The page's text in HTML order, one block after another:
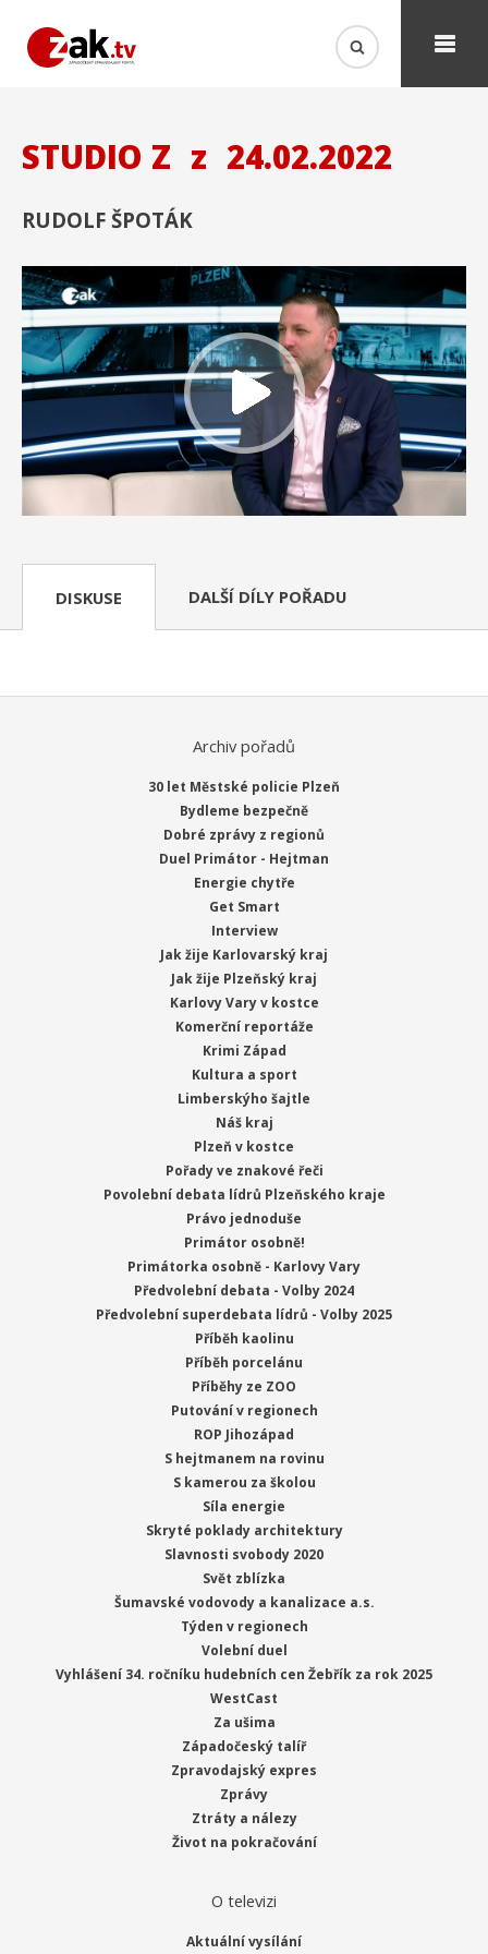
STUDIO Z z 24.02.2022
RUDOLF ŠPOTÁK
DISKUSE DALŠÍ DÍLY POŘADU
Archiv pořadů
30 let Městské policie Plzeň
Bydleme bezpečně
Dobré zprávy z regionů
Duel Primátor - Hejtman
Energie chytře
Get Smart
Interview
Jak žije Karlovarský kraj
Jak žije Plzeňský kraj
Karlovy Vary v kostce
Komerční reportáže
Krimi Západ
Kultura a sport
Limberskýho šajtle
Náš kraj
Plzeň v kostce
Pořady ve znakové řeči
Povolební debata lídrů Plzeňského kraje
Právo jednoduše
Primátor osobně!
Primátorka osobně - Karlovy Vary
Předvolební debata - Volby 2024
Předvolební superdebata lídrů - Volby 2025
Příběh kaolinu
Příběh porcelánu
Příběhy ze ZOO
Putování v regionech
ROP Jihozápad
S hejtmanem na rovinu
S kamerou za školou
Síla energie
Skryté poklady architektury
Slavnosti svobody 2020
Svět zblízka
Šumavské vodovody a kanalizace a.s.
Týden v regionech
Volební duel
Vyhlášení 34. ročníku hudebních cen Žebřík za rok 2025
WestCast
Za ušima
Západočeský talíř
Zpravodajský expres
Zprávy
Ztráty a nálezy
Život na pokračování
O televizi
Aktuální vysílání